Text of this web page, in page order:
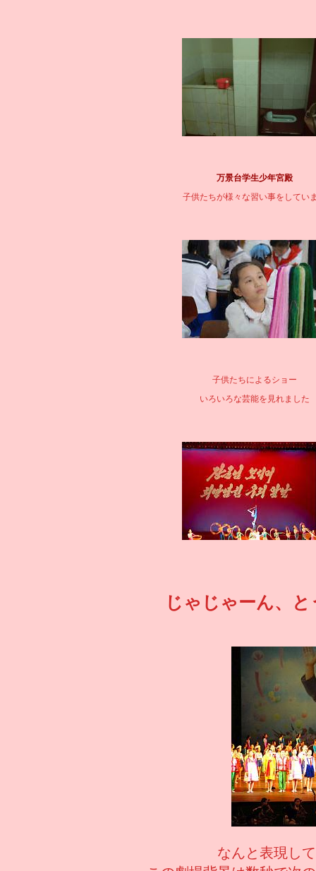
万景台学生少年宮殿
子供たちが様々な習い事をしてい
子供たちによるショー
いろいろな芸能を見れました
じゃじゃーん、
なんと表現し